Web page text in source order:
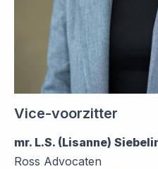
Vice-voorzitter
mr. L.S. (Lisanne)
Ross Advocaten